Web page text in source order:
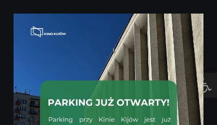
Otwórz pasek narzędzi
O NAS
POLECAMY
REPERTUAR
WYDARZENIA